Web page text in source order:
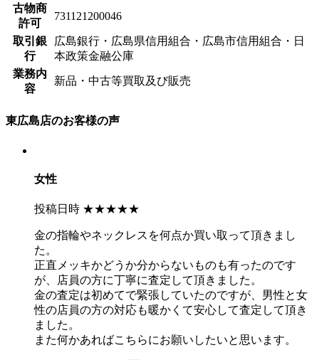
古物商
許可
731121200046
取引銀
行
広島銀行・広島県信用組合・広島市信用組合・日
本政策金融公庫
業務内
容
新品・中古等買取及び販売
東広島店のお客様の声
女性
投稿日時 ★★★★★
金の指輪やネックレスを何点か買い取って頂きまし
た。
正直メッキかどうか分からないものも有ったのです
が、店員の方に丁寧に査定して頂きました。
金の査定は初めてで緊張していたのですが、男性と女
性の店員の方の対応も暖かくて安心して査定して頂き
ました。
また何かあればこちらにお願いしたいと思います。